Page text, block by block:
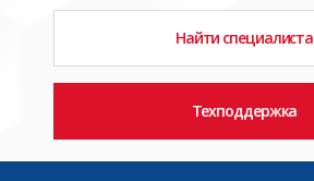
Найти специалиста
Техподдержка